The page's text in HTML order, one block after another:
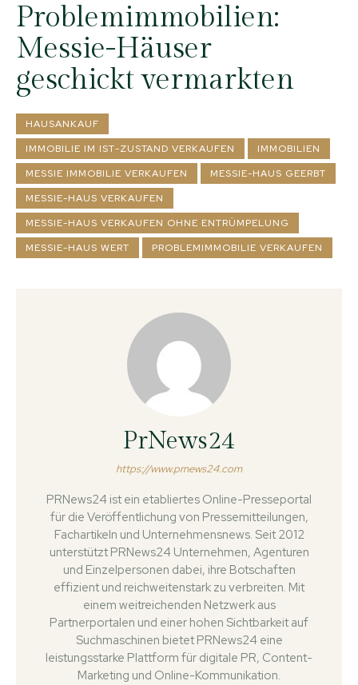
Problemimmobilien:
Messie-Häuser
geschickt vermarkten
HAUSANKAUF
IMMOBILIE IM IST-ZUSTAND VERKAUFEN
IMMOBILIEN
MESSIE IMMOBILIE VERKAUFEN
MESSIE-HAUS GEERBT
MESSIE-HAUS VERKAUFEN
MESSIE-HAUS VERKAUFEN OHNE ENTRÜMPELUNG
MESSIE-HAUS WERT
PROBLEMIMMOBILIE VERKAUFEN
PrNews24
https://www.prnews24.com
PRNews24 ist ein etabliertes Online-Presseportal
für die Veröffentlichung von Pressemitteilungen,
Fachartikeln und Unternehmensnews. Seit 2012
unterstützt PRNews24 Unternehmen, Agenturen
und Einzelpersonen dabei, ihre Botschaften
effizient und reichweitenstark zu verbreiten. Mit
einem weitreichenden Netzwerk aus
Partnerportalen und einer hohen Sichtbarkeit auf
Suchmaschinen bietet PRNews24 eine
leistungsstarke Plattform für digitale PR, Content-
Marketing und Online-Kommunikation.